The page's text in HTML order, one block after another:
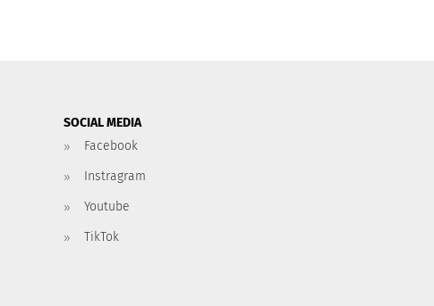
SOCIAL MEDIA
Facebook
Instragram
Youtube
TikTok